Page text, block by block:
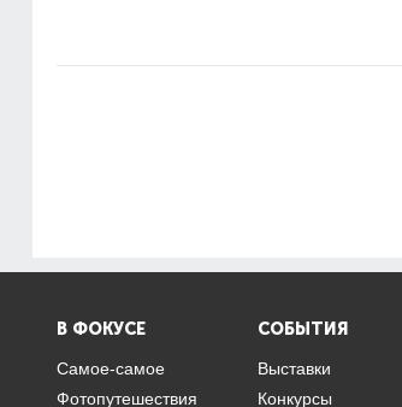
В ФОКУСЕ
Самое-самое
Фотопутешествия
СОБЫТИЯ
Выставки
Конкурсы